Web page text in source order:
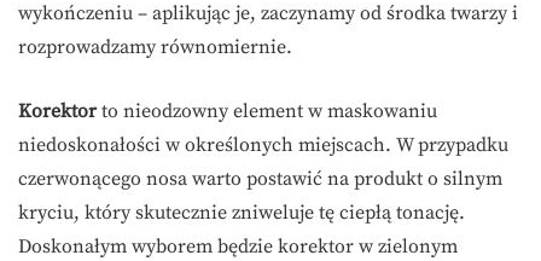
wykończeniu – aplikując je, zaczynamy od środka twarzy i
rozprowadzamy równomiernie.
Korektorto nieodzowny element w maskowaniu
niedoskonałości w określonych miejscach. W przypadku
czerwonącego nosa warto postawić na produkt o silnym
kryciu, który skutecznie zniweluje tę ciepłą tonację.
Doskonałym wyborem będzie korektor w zielonym